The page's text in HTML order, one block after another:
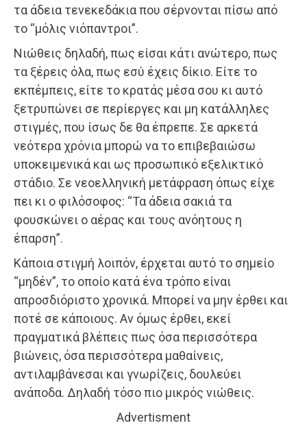
τα άδεια τενεκεδάκια που σέρνονται πίσω από
το “μόλις νιόπαντροι”.
Νιώθεις δηλαδή, πως είσαι κάτι ανώτερο, πως
τα ξέρεις όλα, πως εσύ έχεις δίκιο. Είτε το
εκπέμπεις, είτε το κρατάς μέσα σου κι αυτό
ξετρυπώνει σε περίεργες και μη κατάλληλες
στιγμές, που ίσως δε θα έπρεπε. Σε αρκετά
νεότερα χρόνια μπορώ να το επιβεβαιώσω
υποκειμενικά και ως προσωπικό εξελικτικό
στάδιο. Σε νεοελληνική μετάφραση όπως είχε
πει κι ο φιλόσοφος: “Τα άδεια σακιά τα
φουσκώνει ο αέρας και τους ανόητους η
έπαρση”.
Κάποια στιγμή λοιπόν, έρχεται αυτό το σημείο
“μηδέν”, το οποίο κατά ένα τρόπο είναι
απροσδιόριστο χρονικά. Μπορεί να μην έρθει και
ποτέ σε κάποιους. Αν όμως έρθει, εκεί
πραγματικά βλέπεις πως όσα περισσότερα
βιώνεις, όσα περισσότερα μαθαίνεις,
αντιλαμβάνεσαι και γνωρίζεις, δουλεύει
ανάποδα. Δηλαδή τόσο πιο μικρός νιώθεις.
Advertisment